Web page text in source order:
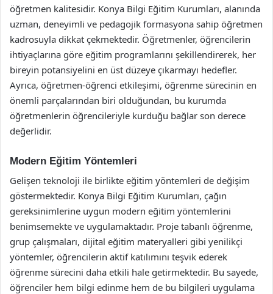
öğretmen kalitesidir. Konya Bilgi Eğitim Kurumları, alanında
uzman, deneyimli ve pedagojik formasyona sahip öğretmen
kadrosuyla dikkat çekmektedir. Öğretmenler, öğrencilerin
ihtiyaçlarına göre eğitim programlarını şekillendirerek, her
bireyin potansiyelini en üst düzeye çıkarmayı hedefler.
Ayrıca, öğretmen-öğrenci etkileşimi, öğrenme sürecinin en
önemli parçalarından biri olduğundan, bu kurumda
öğretmenlerin öğrencileriyle kurduğu bağlar son derece
değerlidir.
Modern Eğitim Yöntemleri
Gelişen teknoloji ile birlikte eğitim yöntemleri de değişim
göstermektedir. Konya Bilgi Eğitim Kurumları, çağın
gereksinimlerine uygun modern eğitim yöntemlerini
benimsemekte ve uygulamaktadır. Proje tabanlı öğrenme,
grup çalışmaları, dijital eğitim materyalleri gibi yenilikçi
yöntemler, öğrencilerin aktif katılımını teşvik ederek
öğrenme sürecini daha etkili hale getirmektedir. Bu sayede,
öğrenciler hem bilgi edinme hem de bu bilgileri uygulama